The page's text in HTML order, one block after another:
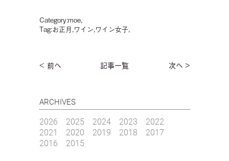
Category:moe,
Tag:お正月,ワイン,ワイン女子,
< 前へ 記事一覧 次へ >
ARCHIVES
2026 2025 2024 2023
2022
2021
2020 2019 2018
2017
2016
2015